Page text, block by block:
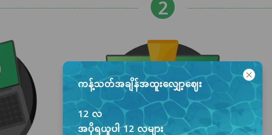
ကန့်သတ်အချိန်အထူးလျှော့ဈေး
12 လ
အပိုရယူပါ 12 လများ